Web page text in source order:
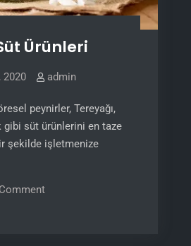
Ürünleri
2020 admin
peynirler, Tereyağı,
gibi süt ürünlerini en taze
şekilde işletmenize
on